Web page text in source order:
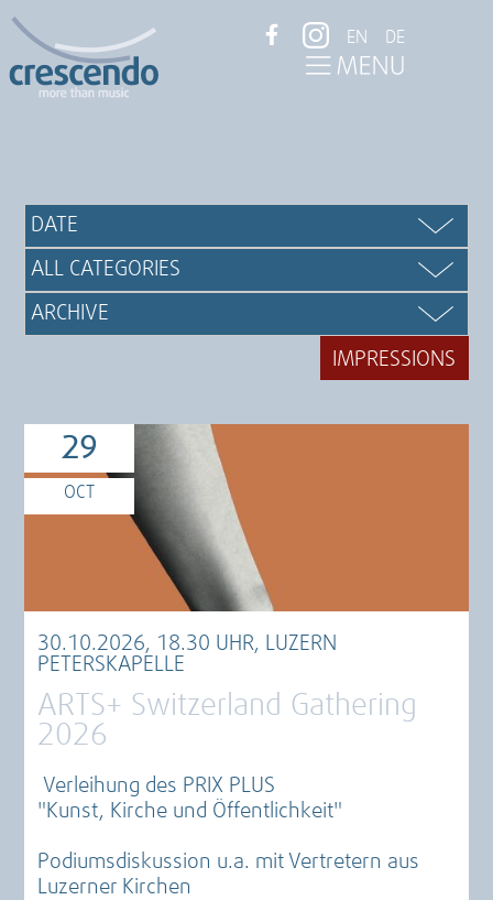
EN DE
IMPRESSIONS
29
OCT
30.10.2026, 18.30 UHR, LUZERN
PETERSKAPELLE
ARTS+ Switzerland Gathering
2026
Verleihung des PRIX PLUS
"Kunst, Kirche und Öffentlichkeit"
Podiumsdiskussion u.a. mit Vertretern aus
Luzerner Kirchen